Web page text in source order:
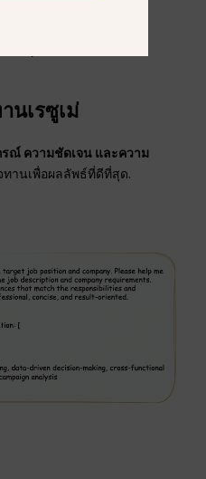
หลากหลายสำหรับ
น่ง, หรือการเปลี่ยน
นเรซูเม่
รณ์ ความชัดเจน และความ
ทานเพื่อผลลัพธ์ที่ดีที่สุด.